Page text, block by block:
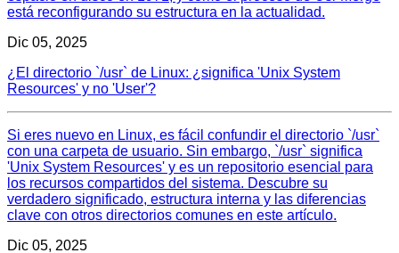
está reconfigurando su estructura en la actualidad.
Dic 05, 2025
¿El directorio `/usr` de Linux: ¿significa 'Unix System
Resources' y no 'User'?
Si eres nuevo en Linux, es fácil confundir el directorio `/usr`
con una carpeta de usuario. Sin embargo, `/usr` significa
'Unix System Resources' y es un repositorio esencial para
los recursos compartidos del sistema. Descubre su
verdadero significado, estructura interna y las diferencias
clave con otros directorios comunes en este artículo.
Dic 05, 2025